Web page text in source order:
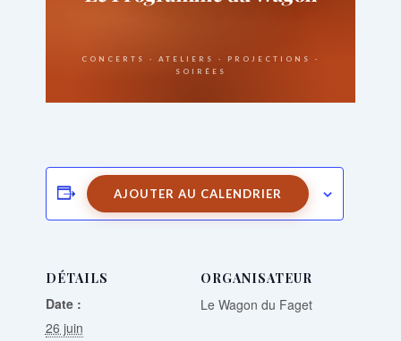
AJOUTER AU CALENDRIER
DÉTAILS
Date :
26 juin
ORGANISATEUR
Le Wagon du Faget